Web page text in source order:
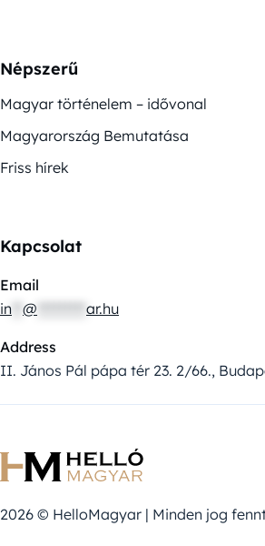
Népszerű
Magyar történelem – idővonal
Magyarország Bemutatása
Friss hírek
Kapcsolat
Email
in @ ar.hu
Address
II. János Pál pápa tér 23. 2/66.,
2026 © HelloMagyar | Minden jog